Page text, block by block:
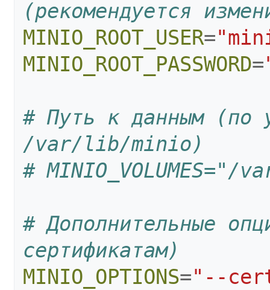
(рекомендуется
MINIO_ROOT_USER=
MINIO_ROOT_PASSWORD=
# Путь к данным (по
/var/lib/minio)
#
# Дополнительные
сертификатам)
MINIO_OPTIONS="--